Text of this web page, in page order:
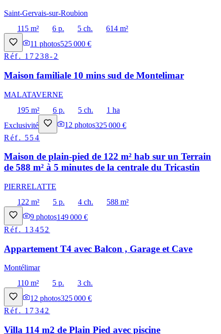
Saint-Gervais-sur-Roubion
115 m²
6 p. 5 ch.
614 m²
11 photos525 000 €
Réf. 17238-2
Maison familiale 10 mins sud de Montelimar
MALATAVERNE
195 m²
6 p. 5 ch.
1 ha
Exclusivité
12 photos325 000 €
Réf. 554
Maison de plain-pied de 122 m² hab sur un Terrain
de 588 m² à 5 minutes de la centrale du Tricastin
PIERRELATTE
122 m²
5 p. 4 ch.
588 m²
9 photos149 000 €
Réf. 13452
Appartement T4 avec Balcon , Garage et Cave
Montélimar
110 m²
5 p.
3 ch.
12 photos325 000 €
Réf. 17342
Villa 114 m2 de Plain Pied avec piscine